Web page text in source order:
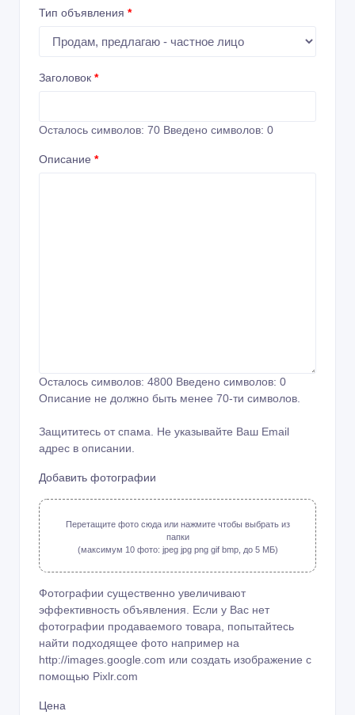
Тип объявления *
Заголовок *
Осталось символов: 70 Введено символов: 0
Описание *
Осталось символов: 4800 Введено символов: 0
Описание не должно быть менее 70-ти символов.
Защититесь от спама. Не указывайте Ваш Email
адрес в описании.
Добавить фотографии
Перетащите фото сюда или нажмите чтобы выбрать из
папки
(максимум 10 фото: jpeg jpg png gif bmp, до 5 МБ)
Фотографии существенно увеличивают
эффективность объявления. Если у Вас нет
фотографии продаваемого товара, попытайтесь
найти подходящее фото например на
http://images.google.com или создать изображение с
помощью Pixlr.com
Цена